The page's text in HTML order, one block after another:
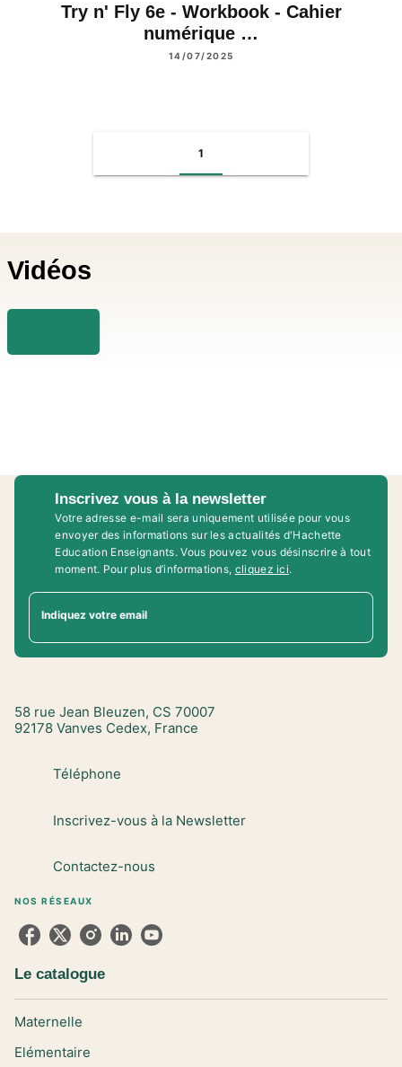
Try n' Fly 6e - Workbook - Cahier
numérique …
14/07/2025
1
Vidéos
Inscrivez vous à la newsletter
Votre adresse e-mail sera uniquement utilisée pour vous
envoyer des informations sur les actualités d'Hachette
Education Enseignants. Vous pouvez vous désinscrire à tout
moment. Pour plus d’informations, cliquez ici.
Indiquez votre email
58 rue Jean Bleuzen, CS 70007
92178 Vanves Cedex, France
Téléphone
Inscrivez-vous à la Newsletter
Contactez-nous
NOS RÉSEAUX
Le catalogue
Maternelle
Elémentaire